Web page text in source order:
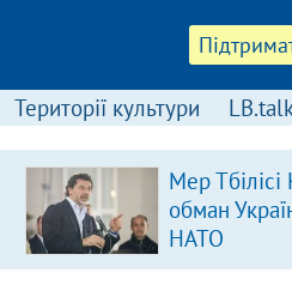
Території культури
Мер
обман
НАТО